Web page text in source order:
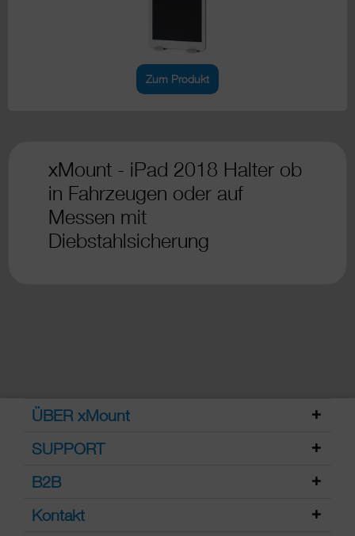
Zum Produkt
xMount - iPad 2018 Halter ob
in Fahrzeugen oder auf
Messen mit
Diebstahlsicherung
ÜBER xMount
SUPPORT
B2B
Kontakt